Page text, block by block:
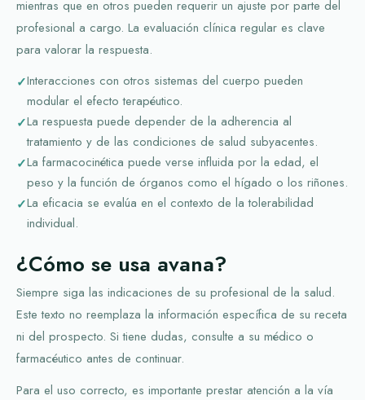
mientras que en otros pueden requerir un ajuste por parte del
profesional a cargo. La evaluación clínica regular es clave
para valorar la respuesta.
Interacciones con otros sistemas del cuerpo pueden
modular el efecto terapéutico.
La respuesta puede depender de la adherencia al
tratamiento y de las condiciones de salud subyacentes.
La farmacocinética puede verse influida por la edad, el
peso y la función de órganos como el hígado o los riñones.
La eficacia se evalúa en el contexto de la tolerabilidad
individual.
¿Cómo se usa avana?
Siempre siga las indicaciones de su profesional de la salud.
Este texto no reemplaza la información específica de su receta
ni del prospecto. Si tiene dudas, consulte a su médico o
farmacéutico antes de continuar.
Para el uso correcto, es importante prestar atención a la vía